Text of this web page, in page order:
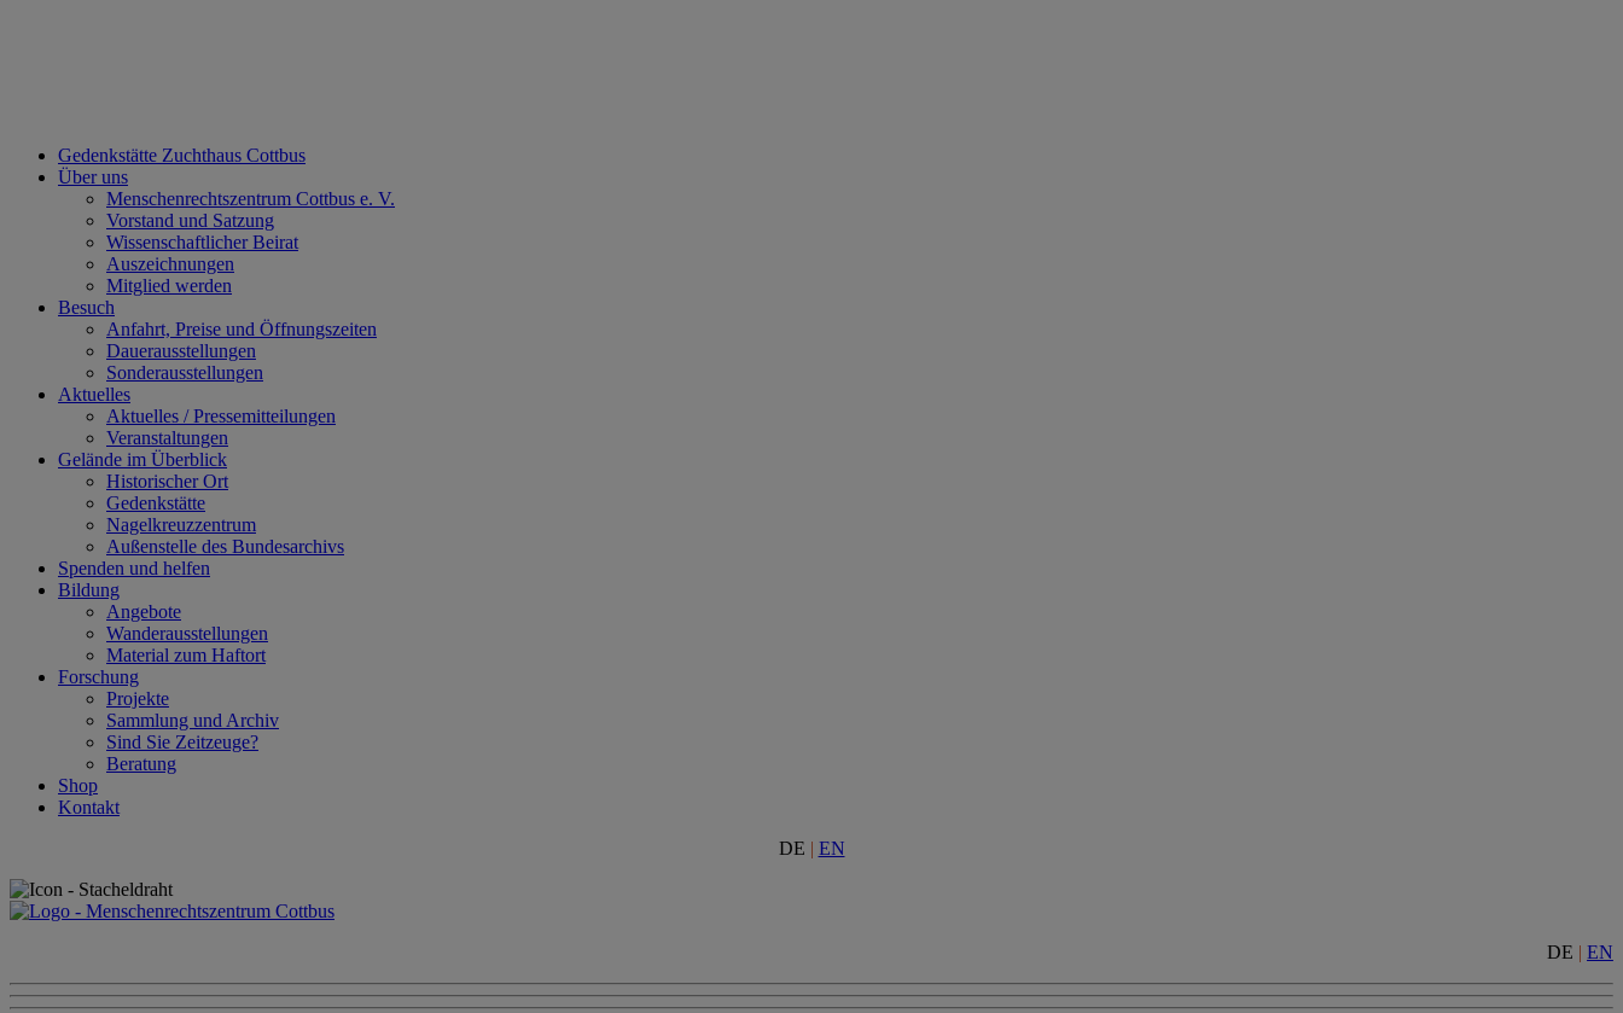
Gedenkstätte Zuchthaus Cottbus
Über uns
Menschenrechtszentrum Cottbus e. V.
Vorstand und Satzung
Wissenschaftlicher Beirat
Auszeichnungen
Mitglied werden
Besuch
Anfahrt, Preise und Öffnungszeiten
Dauerausstellungen
Sonderausstellungen
Aktuelles
Aktuelles / Pressemitteilungen
Veranstaltungen
Gelände im Überblick
Historischer Ort
Gedenkstätte
Nagelkreuzzentrum
Außenstelle des Bundesarchivs
Spenden und helfen
Bildung
Angebote
Wanderausstellungen
Material zum Haftort
Forschung
Projekte
Sammlung und Archiv
Sind Sie Zeitzeuge?
Beratung
Shop
Kontakt
DE | EN
DE | EN